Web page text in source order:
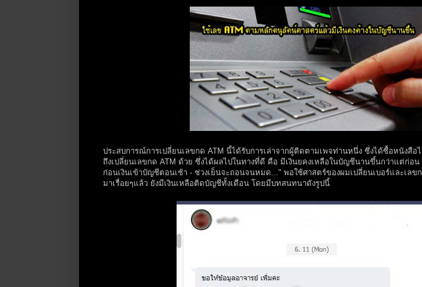
ประสบการณ์การเปลี่ยนเลขกด ATM นี้ได้รับการเล่าจากผู้ติดตามเพจท่านหนึ่ง ซึ่งได้ซื้อหนังสือ
ถึงเปลี่ยนเลขกด ATM ด้วย ซึ่งได้ผลไปในทางที่ดี คือ มีเงินยคงเหลือในบัญชีนานขึ้นกว่าแต่ก่อน
ก่อนเงินเข้าบัญชีตอนเช้า - ช่วงเย็นจะถอนจนหมด..." พอใช้ศาสตร์ของผมเปลี่ยนเบอร์และเลข
มาเรื่อยๆแล้ว ยังมีเงินเหลือติดบัญชีทั้งเดือน โดยมีบทสนทนาดังรูปนี้